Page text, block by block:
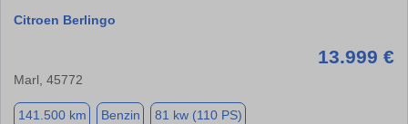
Citroen Berlingo
13.999 €
Marl, 45772
141.500 km Benzin 81 kw (110 PS)